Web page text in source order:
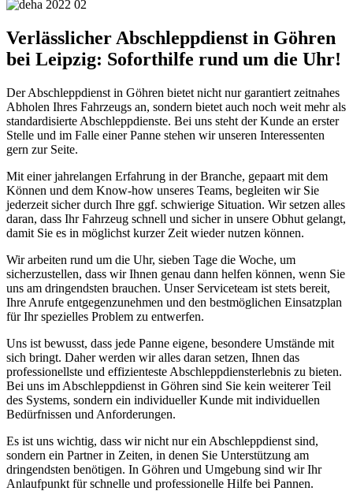
Verlässlicher Abschleppdienst in Göhren
bei Leipzig: Soforthilfe rund um die Uhr!
Der Abschleppdienst in Göhren bietet nicht nur garantiert zeitnahes
Abholen Ihres Fahrzeugs an, sondern bietet auch noch weit mehr als
standardisierte Abschleppdienste. Bei uns steht der Kunde an erster
Stelle und im Falle einer Panne stehen wir unseren Interessenten
gern zur Seite.
Mit einer jahrelangen Erfahrung in der Branche, gepaart mit dem
Können und dem Know-how unseres Teams, begleiten wir Sie
jederzeit sicher durch Ihre ggf. schwierige Situation. Wir setzen alles
daran, dass Ihr Fahrzeug schnell und sicher in unsere Obhut gelangt,
damit Sie es in möglichst kurzer Zeit wieder nutzen können.
Wir arbeiten rund um die Uhr, sieben Tage die Woche, um
sicherzustellen, dass wir Ihnen genau dann helfen können, wenn Sie
uns am dringendsten brauchen. Unser Serviceteam ist stets bereit,
Ihre Anrufe entgegenzunehmen und den bestmöglichen Einsatzplan
für Ihr spezielles Problem zu entwerfen.
Uns ist bewusst, dass jede Panne eigene, besondere Umstände mit
sich bringt. Daher werden wir alles daran setzen, Ihnen das
professionellste und effizienteste Abschleppdiensterlebnis zu bieten.
Bei uns im Abschleppdienst in Göhren sind Sie kein weiterer Teil
des Systems, sondern ein individueller Kunde mit individuellen
Bedürfnissen und Anforderungen.
Es ist uns wichtig, dass wir nicht nur ein Abschleppdienst sind,
sondern ein Partner in Zeiten, in denen Sie Unterstützung am
dringendsten benötigen. In Göhren und Umgebung sind wir Ihr
Anlaufpunkt für schnelle und professionelle Hilfe bei Pannen.